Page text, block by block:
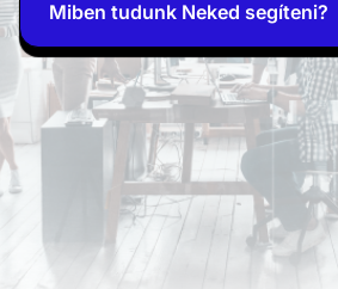
Miben tudunk Neked segíteni?